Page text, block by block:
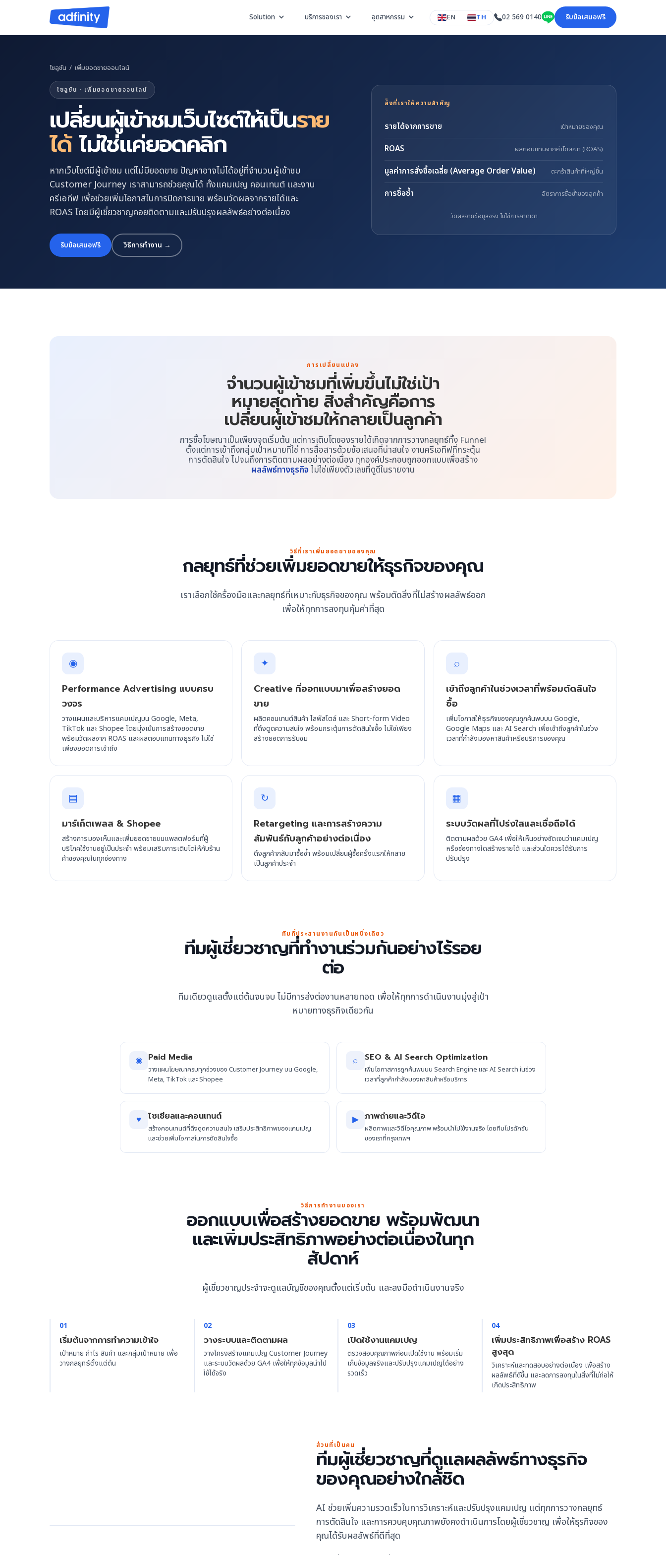
Solution บริการของเรา อุตสาหกรรม 02 569 0140 รับข้อเสนอฟรี
โซลูชัน / เพิ่มยอดขายออนไลน์
โซลูชัน · เพิ่มยอดขายออนไลน์
เปลี่ยนผู้เข้าชมเว็บไซต์ให้เป็นราย
ได้ไม่ใช่แค่ยอดคลิก
หากเว็บไซต์มีผู้เข้าชม แต่ไม่มียอดขาย ปัญหาอาจไม่ได้อยู่ที่จำนวนผู้เข้าชม
Customer Journey เราสามารถช่วยคุณได้ ทั้งแคมเปญ คอนเทนต์ และงาน
ครีเอทีฟ เพื่อช่วยเพิ่มโอกาสในการปิดการขาย พร้อมวัดผลจากรายได้และ
ROAS โดยมีผู้เชี่ยวชาญคอยติดตามและปรับปรุงผลลัพธ์อย่างต่อเนื่อง
รับข้อเสนอฟรี วิธีการทำงาน →
ส่ิงที่เราให้ความสำคัญ
รายได้จากการขาย เป้าหมายของคุณ
ROAS ผลตอบแทนจากค่าโฆษณา (ROAS)
มูลค่าการสั่งซื้อเฉลี่ย (Average Order Value) ตะกร้าสินค้าที่ใหญ่ขึ้น
การซื้อซ้ำ อัตราการซื้อซ้ำของลูกค้า
วัดผลจากข้อมูลจริง ไม่ใช่การคาดเดา
การเปลี่ยนแปลง
จำนวนผู้เข้าชมที่เพิ่มขึ้นไม่ใช่เป้า
หมายสุดท้าย สิ่งสำคัญคือการ
เปลี่ยนผู้เข้าชมให้กลายเป็นลูกค้า
การซื้อโฆษณาเป็นเพียงจุดเริ่มต้น แต่การเติบโตของรายได้เกิดจากการวางกลยุทธ์ทั้ง Funnel
ตั้งแต่การเข้าถึงกลุ่มเป้าหมายที่ใช่ การสื่อสารด้วยข้อเสนอที่น่าสนใจ งานครีเอทีฟที่กระตุ้น
การตัดสินใจ ไปจนถึงการติดตามผลอย่างต่อเนื่อง ทุกองค์ประกอบถูกออกแบบเพื่อสร้าง
ผลลัพธ์ทางธุรกิจไม่ใช่เพียงตัวเลขที่ดูดีในรายงาน
วิธีที่เราเพิ่มยอดขายของคุณ
กลยุทธ์ที่ช่วยเพิ่มยอดขายให้ธุรกิจของคุณ
เราเลือกใช้ครื่องมือและกลยุทธ์ที่เหมาะกับธุรกิจของคุณ พร้อมตัดสิ่งที่ไม่สร้างผลลัพธ์ออก
เพื่อให้ทุกการลงทุนคุ้มค่าที่สุด
◉
Performance Advertising แบบครบ
วงจร
วางแผนและบริหารแคมเปญบน Google, Meta,
TikTok และ Shopee โดยมุ่งเน้นการสร้างยอดขาย
พร้อมวัดผลจาก ROAS และผลตอบแทนทางธุรกิจ ไม่ใช่
เพียงยอดการเข้าถึง
✦
Creative ที่ออกแบบมาเพื่อสร้างยอด
ขาย
ผลิตคอนเทนต์สินค้า ไลฟ์สไตล์ และ Short-form Video
ที่ดึงดูดความสนใจ พร้อมกระตุ้นการตัดสินใจซื้อ ไม่ใช่เพียง
สร้างยอดการรับชม
⌕
เข้าถึงลูกค้าในช่วงเวลาที่พร้อมตัดสินใจ
ซื้อ
เพิ่มโอกาสให้ธุรกิจของคุณถูกค้นพบบน Google,
Google Maps และ AI Search เพื่อเข้าถึงลูกค้าในช่วง
เวลาที่กำลังมองหาสินค้าหรือบริการของคุณ
▤
มาร์เก็ตเพลส & Shopee
สร้างการมองเห็นและเพิ่มยอดขายบนแพลตฟอร์มที่ผู้
บริโภคใช้งานอยู่เป็นประจำ พร้อมเสริมการเติบโตให้กับร้าน
ค้าของคุณในทุกช่องทาง
↻
Retargeting และการสร้างความ
สัมพันธ์กับลูกค้าอย่างต่อเนื่อง
ดึงลูกค้ากลับมาซื้อซ้ำ พร้อมเปลี่ยนผู้ซื้อครั้งแรกให้กลาย
เป็นลูกค้าประจำ
▦
ระบบวัดผลที่โปร่งใสและเชื่อถือได้
ติดตามผลด้วย GA4 เพื่อให้เห็นอย่างชัดเจนว่าแคมเปญ
หรือช่องทางใดสร้างรายได้ และส่วนใดควรได้รับการ
ปรับปรุง
ทีมที่ประสานงานกันเป็นหนึ่งเดียว
ทีมผู้เชี่ยวชาญที่ทำงานร่วมกันอย่างไร้รอย
ต่อ
ทีมเดียวดูแลตั้งแต่ต้นจนจบ ไม่มีการส่งต่องานหลายทอด เพื่อให้ทุกการดำเนินงานมุ่งสู่เป้า
หมายทางธุรกิจเดียวกัน
◉ Paid Media
วางแผนโฆษณาครบทุกช่วงของ Customer Journey บน Google,
Meta, TikTok และ Shopee
⌕ SEO & AI Search Optimization
เพิ่มโอกาสการถูกค้นพบบน Search Engine และ AI Search ในช่วง
เวลาที่ลูกค้ากำลังมองหาสินค้าหรือบริการ
♥ โซเชียลและคอนเทนต์
สร้างคอนเทนต์ที่ดึงดูดความสนใจ เสริมประสิทธิภาพของแคมเปญ
และช่วยเพิ่มโอกาสในการตัดสินใจซื้อ
▶ ภาพถ่ายและวิดีโอ
ผลิตภาพและวิดีโอคุณภาพ พร้อมนำไปใช้งานจริง โดยทีมโปรดักชัน
ของเราที่กรุงเทพฯ
วิธีการทำงานของเรา
ออกแบบเพื่อสร้างยอดขาย พร้อมพัฒนา
และเพิ่มประสิทธิภาพอย่างต่อเนื่องในทุก
สัปดาห์
ผู้เชี่ยวชาญประจำจะดูแลบัญชีของคุณตั้งแต่เริ่มต้น และลงมือดำเนินงานจริง
01
เริ่มต้นจากการทำความเข้าใจ
เป้าหมาย กำไร สินค้า และกลุ่มเป้าหมาย เพื่อ
วางกลยุทธ์ตั้งแต่ต้น
02
วางระบบและติดตามผล
วางโครงสร้างแคมเปญ Customer Journey
และระบบวัดผลด้วย GA4 เพื่อให้ทุกข้อมูลนำไป
ใช้ได้จริง
03
เปิดใช้งานแคมเปญ
ตรวจสอบคุณภาพก่อนเปิดใช้งาน พร้อมเริ่ม
เก็บข้อมูลจริงและปรับปรุงแคมเปญได้อย่าง
รวดเร็ว
04
เพิ่มประสิทธิภาพเพื่อสร้าง ROAS
สูงสุด
วิเคราะห์และทดสอบอย่างต่อเนื่อง เพื่อสร้าง
ผลลัพธ์ที่ดีขึ้น และลดการลงทุนในสิ่งที่ไม่ก่อให้
เกิดประสิทธิภาพ
ส่วนที่เป็นคน
ทีมผู้เชี่ยวชาญที่ดูแลผลลัพธ์ทางธุรกิจ
ของคุณอย่างใกล้ชิด
AI ช่วยเพิ่มความรวดเร็วในการวิเคราะห์และปรับปรุงแคมเปญ แต่ทุกการวางกลยุทธ์
การตัดสินใจ และการควบคุมคุณภาพยังคงดำเนินการโดยผู้เชี่ยวชาญ เพื่อให้ธุรกิจของ
คุณได้รับผลลัพธ์ที่ดีที่สุด